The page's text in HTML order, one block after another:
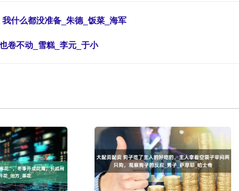
什么都没准备_朱德_饭菜_海军
卷不动_雪糕_李元_于小